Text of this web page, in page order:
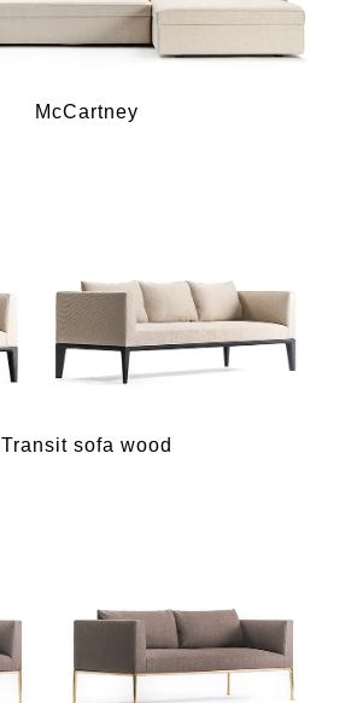
McCartney
Transit sofa wood